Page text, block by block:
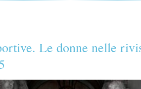
Le donne nelle